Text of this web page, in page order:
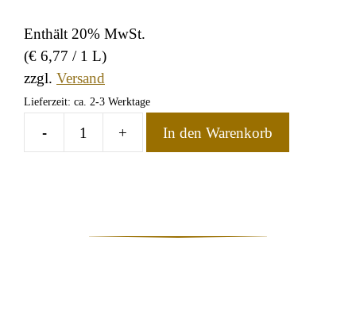
Enthält 20% MwSt.
(€6,77 / 1 L)
zzgl. Versand
Lieferzeit: ca. 2-3 Werktage
-
Grüner
+ In den Warenkorb